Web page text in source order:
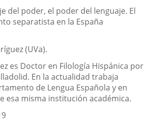
del poder, el poder del lenguaje. El
separatista en la España
(UVa).
es Doctor en Filología Hispánica por
En la actualidad trabaja
de Lengua Española y en
esa misma institución académica.